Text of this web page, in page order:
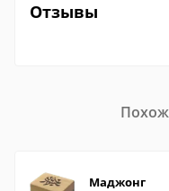
Отзывы
Маджонг